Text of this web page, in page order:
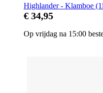
Highlander - Klamboe
€ 34,95
Op vrijdag na 15:00